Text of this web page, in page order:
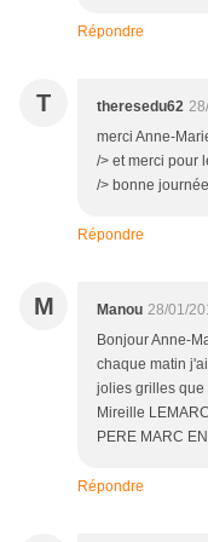
Répondre
T theresedu62
merci Anne-
/> et merci pour
/> bonne journée
Répondre
M Manou 28/01/
Bonjour Anne-
chaque matin
jolies grilles que
Mireille
PERE MARC
Répondre